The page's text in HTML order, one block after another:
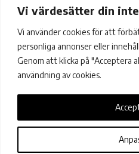
Vi värdesätter din
Vi använder cookies för att
personliga annonser eller
Genom att klicka på "Acceptera
användning av cookies.
Färögatan 33,
+46 (0)8 13 13 37 |